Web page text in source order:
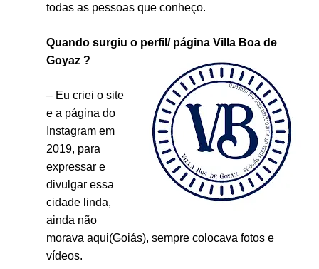
todas as pessoas que conheço.
Quando surgiu o perfil/ página Villa Boade
Goyaz ?
– Eu criei o site
e a página do
Instagram em
2019, para
expressar e
divulgar essa
cidade linda,
ainda não
morava aqui(Goiás), sempre colocava fotos e
vídeos.